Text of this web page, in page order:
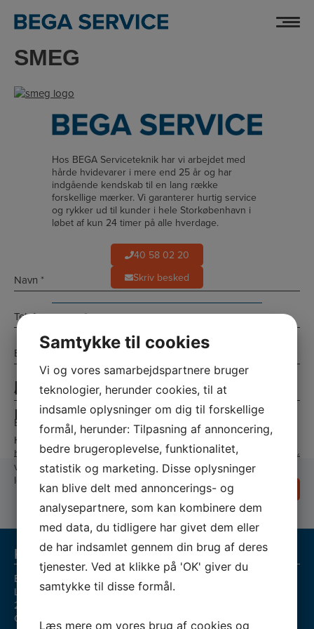
SMEG
Hos BEGA Serviceteknik har vi arbejdet med
hårde hvidevarer i mere end 25 år og har
indgående kendskab til en lang række
forskellige mærker. Vi garanterer hurtig service
og rykker ud til kunder i hele Storkøbenhavn i
løbet af kun 24 timer på alle hverdage.
40 58 02 20
Skriv besked
Vi yder1 års garanti
på udskiftede reservedele
Vi rykkerhurtigt ud
normalt indenfor
24 timer.
Hvordankan vi hjælpe dig
med dine hvidevarer?
Har du spørgsmål, eller vil du høre mere om, hvordan vi kan
hjælpe dig med dine hvidevarer? Så er du altid meget
velkommen til at kontakte os, så vi kan finde den rigtige
løsning på dine udfordringer.
Navn
*
Telefon
*
E-
mail
*
*
Adresse
*
*
Besked
*
*
Kontaktinformation
Bega Serviceteknik/Bent Gredal
Lundagervej 18
2740 Skovlunde
CVR-nr.:56722858
Samtykke til cookies
Vi og vores samarbejdspartnere bruger
teknologier, herunder cookies, til at
indsamle oplysninger om dig til forskellige
formål, herunder: Tilpasning af annoncering,
bedre brugeroplevelse, funktionalitet,
statistik og marketing. Disse oplysninger
kan blive delt med annoncerings- og
analysepartnere, som kan kombinere dem
med data, du tidligere har givet dem eller
de har indsamlet gennem din brug af deres
tjenester. Ved at klikke på 'OK' giver du
samtykke til disse formål.
Læs mere om vores brug af cookies og